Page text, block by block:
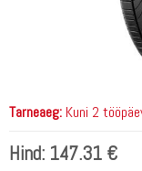
Tarneaeg: Kuni 2
Hind: 147.31 €